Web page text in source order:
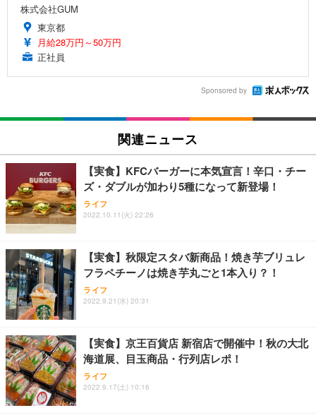
株式会社GUM
東京都
月給28万円～50万円
正社員
Sponsored by
関連ニュース
【実食】KFCバーガーに本気宣言！辛口・チー
ズ・ダブルが加わり5種になって新登場！
ライフ
2022.10.11(火) 22:26
【実食】秋限定スタバ新商品！焼き芋ブリュレ
フラペチーノは焼き芋丸ごと1本入り？！
ライフ
2022.9.21(水) 20:31
【実食】京王百貨店 新宿店で開催中！秋の大北
海道展、目玉商品・行列店レポ！
ライフ
2022.9.17(土) 10:16